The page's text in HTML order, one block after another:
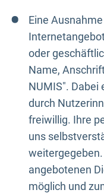
Eine
oder
Name,
NUMIS". Dabei
durch
freiwillig. Ihre
uns
angebotenen
möglich und